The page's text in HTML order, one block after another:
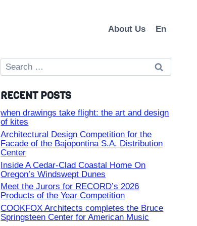
About Us En
Search
for:
RECENT POSTS
when drawings take flight: the art and design
of kites
Architectural Design Competition for the
Facade of the Bajopontina S.A. Distribution
Center
Inside A Cedar-Clad Coastal Home On
Oregon’s Windswept Dunes
Meet the Jurors for RECORD’s 2026
Products of the Year Competition
COOKFOX Architects completes the Bruce
Springsteen Center for American Music